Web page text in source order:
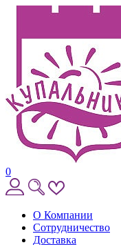
0
О Компании
Сотрудничество
Доставка